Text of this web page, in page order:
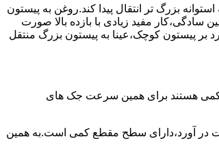
بزرگ تر انتقال پیدا کند.روغن به پیستون
سادگی،کار مفید زیادی با بازده بالا صورت
بر پیستون کوچک،عینا به پیستون بزرگ منتقل
کمی هستند برای همین سرعت جک های
در آورد،دارای سطح مقطع کمی است.به همین